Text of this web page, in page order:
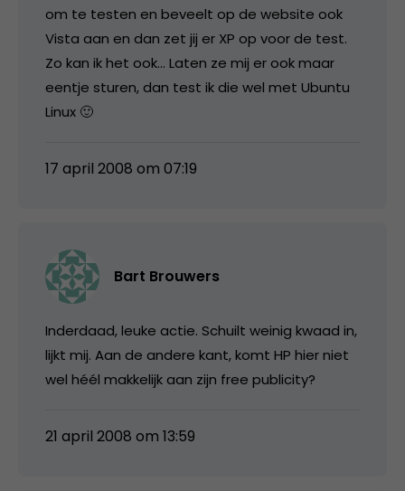
om te testen en beveelt op de website ook
Vista aan en dan zet jij er XP op voor de test.
Zo kan ik het ook… Laten ze mij er ook maar
eentje sturen, dan test ik die wel met Ubuntu
Linux 🙂
17 april 2008 om 07:19
Bart Brouwers
Inderdaad, leuke actie. Schuilt weinig kwaad in,
lijkt mij. Aan de andere kant, komt HP hier niet
wel héél makkelijk aan zijn free publicity?
21 april 2008 om 13:59